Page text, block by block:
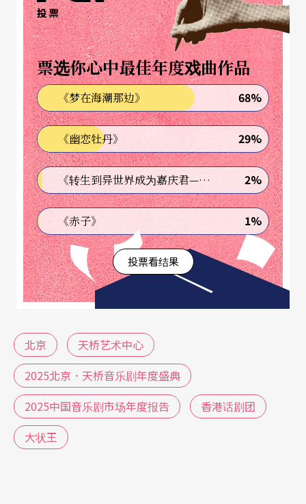
《剧院魅影》（英语，台译《歌剧魅影》）以及
《巴黎圣母院》（法语，台译《钟楼怪人》）位列
场次前三；《剧院魅影》、《悲惨世界》（英语）4
0周年纪念版音乐会，以及《摇滚红与黑》（法语）
位列票房前三。中文原创音乐剧的市场则随著演艺
新空间（即非剧场演出空间）在各地兴起，沉浸式
体验需求提升，促使驻场沉浸式音乐剧新剧不断，
《辛吉路的画材店》、《桑塔露琪亚》和《怪物》
列演出场次前三，《受到召唤．敦煌》、《锦衣卫
之刀与花》和《她对此感到厌烦》则列票房收入前
三。如同其他类型演出，北京和上海两地的音乐剧
市场仍占全国票房的60%以及近一半的演出场次，
吸引了全国超过六成的观众。
这次盛典同时举行了高峰对话，对谈者为伦敦尼可
尔娱乐公司联合创始人Nick Brook与原韩国音乐剧
协会会长刘禧声，内容非常精准地针对中国音乐剧
市场亟需构建的生态。伦敦西区的戏剧产业高度成
熟，而且西区不仅仅有戏剧与剧场，更是文化与经
投票
票选你心中最佳年度戏曲作品
《梦在海潮那边》 68%
《幽恋牡丹》 29%
《转生到异世界成为嘉庆君—发现我的祖先是诈骗集团!?》 2%
《赤子》 1%
投票看结果
北京
天桥艺术中心
2025北京．天桥音乐剧年度盛典
2025中国音乐剧市场年度报告
香港话剧团
大状王